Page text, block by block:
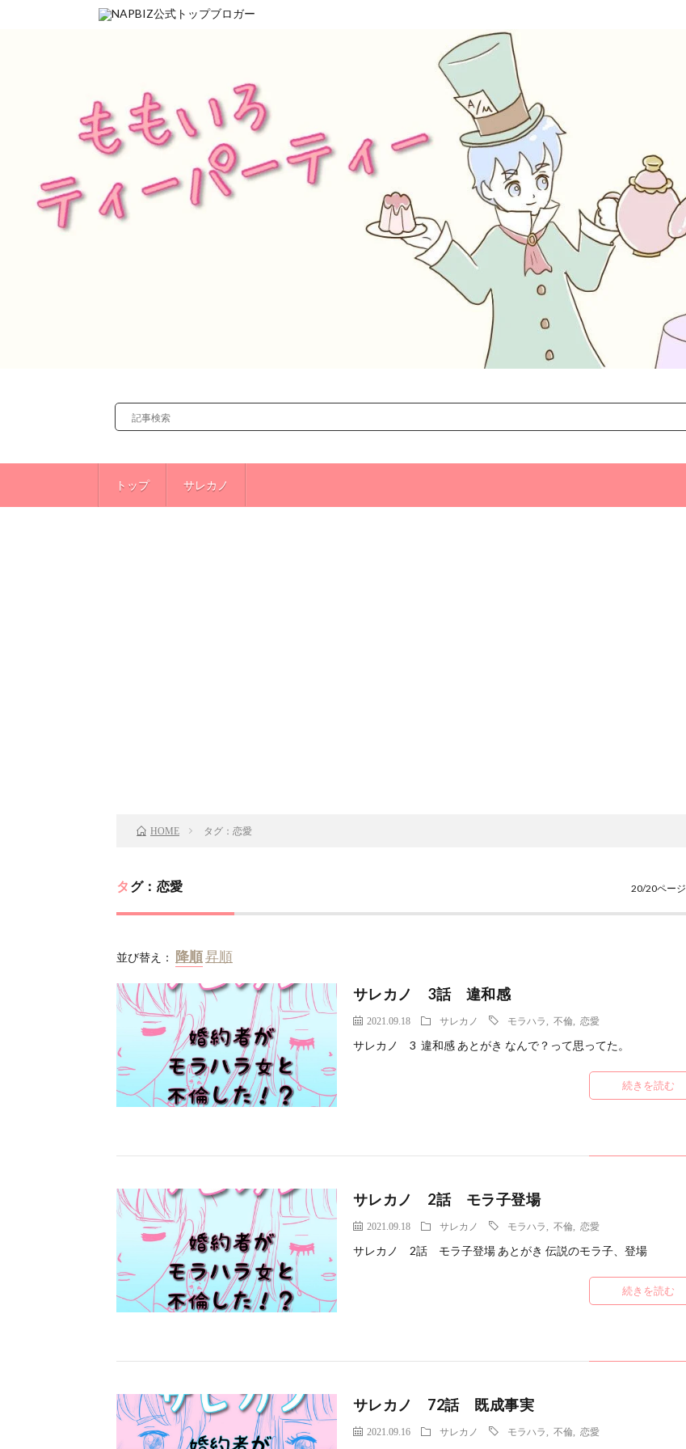
トップ サレカノ
HOME タグ：恋愛
タグ：恋愛 20/20ページ
並び替え：
サレカノ 3話 違和感
2021.09.18 サレカノ モラハラ 不倫, 恋愛
サレカノ 3 違和感 あとがき なんで？って思ってた。
続きを読む
サレカノ 2話 モラ子登場
2021.09.18 サレカノ モラハラ 不倫, 恋愛
サレカノ 2話 モラ子登場 あとがき 伝説のモラ子、登場
続きを読む
サレカノ 72話 既成事実
2021.09.16 サレカノ モラハラ 不倫, 恋愛